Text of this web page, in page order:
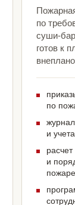
по
суши-
готов к
по
и
и